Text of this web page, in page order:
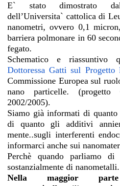
E` stato dimostrato
dell’Universita` cattolica di
nanometri, ovvero 0,1
barriera polmonare in 60
fegato.
Schematico e riassuntivo
Dottoressa Gatti sul Progetto
Commissione Europea sul
nano particelle. (progetto
2002/2005).
Siamo già informati di
di quanto gli additivi
mente..sugli interferenti
informarci anche sui
Perchè quando parliamo di
sostanzialmente di nanometalli.
Nella maggior parte